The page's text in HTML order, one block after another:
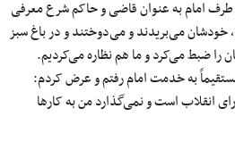
طرف امام به عنوان قاضی و حاکم شرع معرفی
خودشان می‌بریدند و می‌دوختند و در باغ سبز
را ضبط می‌کرد و ما هم نظاره می‌کردیم.
به خدمت امام رفتم و عرض کردم:
انقلاب است و نمی‌گذارد من به کارها